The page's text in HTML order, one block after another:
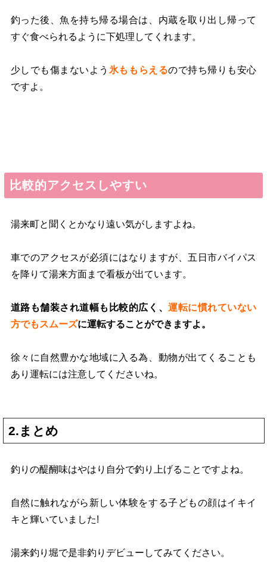
釣った後、魚を持ち帰る場合は、内蔵を取り出し帰って
すぐ食べられるように下処理してくれます。
少しでも傷まないよう 氷ももらえるので持ち帰りも安心
ですよ。
比較的アクセスしやすい
湯来町と聞くとかなり遠い気がしますよね。
車でのアクセスが必須にはなりますが、五日市バイパス
を降りて湯来方面まで看板が出ています。
道路も舗装され道幅も比較的広く、運転に慣れていない
方でもスムーズに運転することができますよ。
徐々に自然豊かな地域に入る為、動物が出てくることも
あり運転には注意してくださいね。
2.まとめ
釣りの醍醐味はやはり自分で釣り上げることですよね。
自然に触れながら新しい体験をする子どもの顔はイキイ
キと輝いていました!
湯来釣り堀で是非釣りデビューしてみてください。